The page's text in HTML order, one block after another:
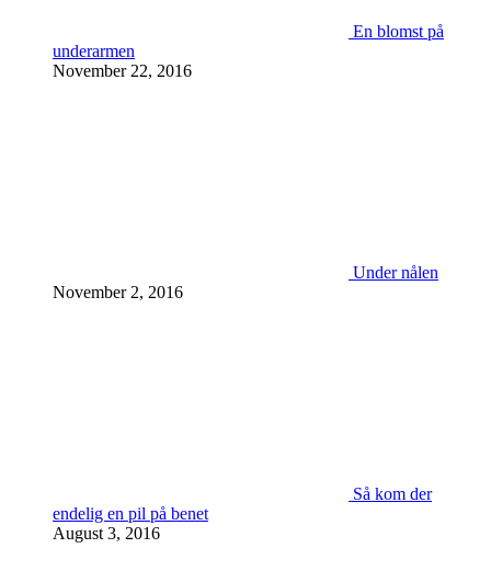
En blomst på
underarmen
November 22, 2016
Under nålen
November 2, 2016
Så kom der
endelig en pil på benet
August 3, 2016